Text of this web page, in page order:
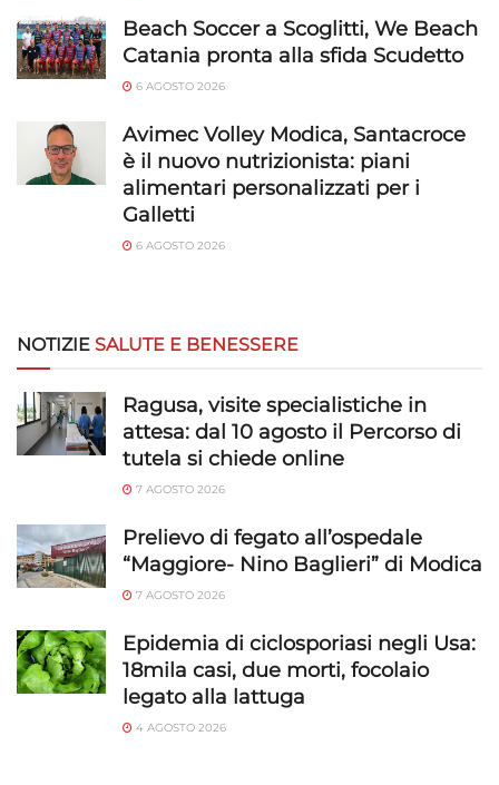
Beach Soccer a Scoglitti, We Beach
Catania pronta alla sfida Scudetto
6 AGOSTO 2026
Avimec Volley Modica, Santacroce
è il nuovo nutrizionista: piani
alimentari personalizzati per i
Galletti
6 AGOSTO 2026
NOTIZIE SALUTE E BENESSERE
Ragusa, visite specialistiche in
attesa: dal 10 agosto il Percorso di
tutela si chiede online
7 AGOSTO 2026
Prelievo di fegato all’ospedale
“Maggiore- Nino Baglieri” di Modica
7 AGOSTO 2026
Epidemia di ciclosporiasi negli Usa:
18mila casi, due morti, focolaio
legato alla lattuga
4 AGOSTO 2026